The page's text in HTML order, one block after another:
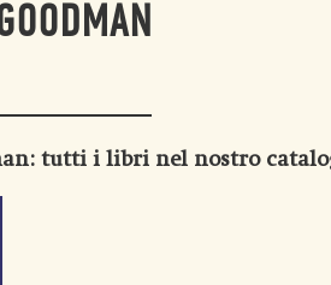
: tutti i libri nel nostro